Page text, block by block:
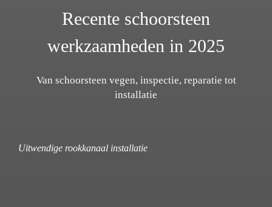
Recente schoorsteen
werkzaamheden in 2025
Van schoorsteen vegen, inspectie, reparatie tot
installatie
Uitwendige rookkanaal installatie